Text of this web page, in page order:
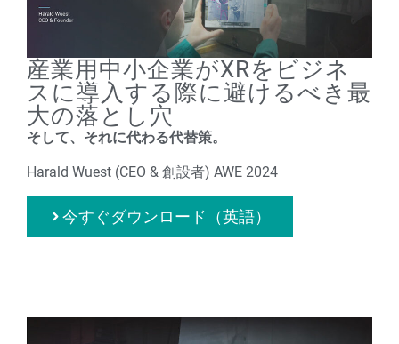
産業用中小企業がXRをビジネ
スに導入する際に避けるべき最
大の落とし穴
そして、それに代わる代替策。
Harald Wuest (CEO & 創設者) AWE 2024
今すぐダウンロード（英語）